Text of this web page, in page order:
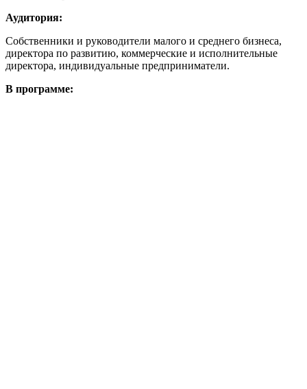
Аудитория:
Собственники и руководители малого и среднего бизнеса,
директора по развитию, коммерческие и исполнительные
директора, индивидуальные предприниматели.
В программе: